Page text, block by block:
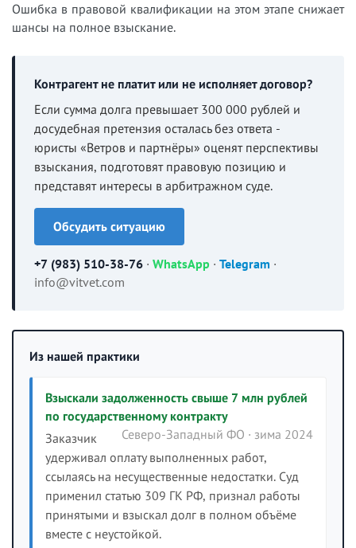
Ошибка в правовой квалификации на этом этапе снижает
шансы на полное взыскание.
Контрагент не платит или не исполняет договор?
Если сумма долга превышает 300 000 рублей и
досудебная претензия осталась без ответа -
юристы «Ветров и партнёры» оценят перспективы
взыскания, подготовят правовую позицию и
представят интересы в арбитражном суде.
Обсудить ситуацию
+7 (983) 510-38-76 · WhatsApp · Telegram ·
info@vitvet.com
Из нашей практики
Взыскали задолженность свыше 7 млн рублей
по государственному контракту
Северо-Западный ФО · зима 2024
Заказчик
удерживал оплату выполненных работ,
ссылаясь на несущественные недостатки. Суд
применил статью 309 ГК РФ, признал работы
принятыми и взыскал долг в полном объёме
вместе с неустойкой.